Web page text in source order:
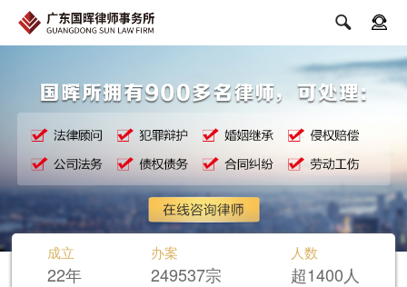
 
成立
22年
办案
249537宗
人数
超1400人